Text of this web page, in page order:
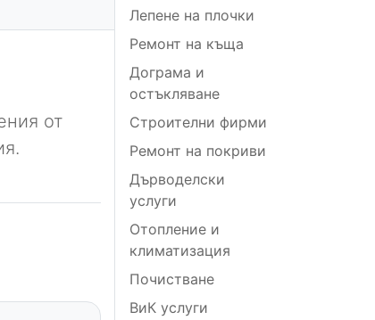
от
Лепене на плочки
Ремонт на къща
Дограма и
остъкляване
Строителни фирми
Ремонт на покриви
Дърводелски
услуги
Отопление и
климатизация
Почистване
ВиК услуги